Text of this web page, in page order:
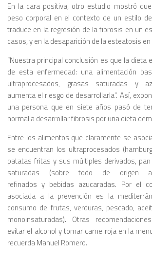
En la cara positiva, otro estudio mostró
peso corporal en el contexto de un estilo
traduce en la regresión de la fibrosis en un
casos, y en la desaparición de la esteatosis
“Nuestra principal conclusión es que la dieta
de esta enfermedad: una alimentación
ultraprocesados, grasas saturadas y
aumenta el riesgo de desarrollarla”. Así,
una persona que en siete años pasó de
normal a desarrollar fibrosis por una dieta
Entre los alimentos que claramente se
se encuentran los ultraprocesados
patatas fritas y sus múltiples derivados, pan
saturadas (sobre todo de origen
refinados y bebidas azucaradas. Por el
asociada a la prevención es la
consumo de frutas, verduras, pescado,
monoinsaturadas). Otras
evitar el alcohol y tomar carne roja en la
recuerda Manuel Romero.